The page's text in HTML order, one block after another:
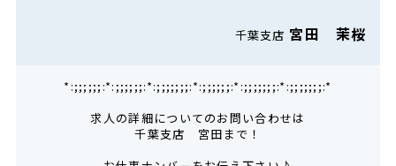
千葉支店 宮田 茉桜
*:;;;;;;:*:;;;;;;:*:;;;;;;;:*:;;;;;;:*:;;;;;;;:*:;;;;;;;:*
求人の詳細についてのお問い合わせは
千葉支店 宮田まで！